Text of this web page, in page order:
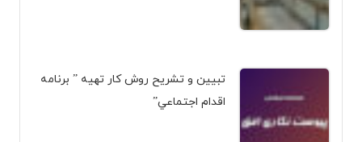
تبيين و تشريح روش کار تهیه ” برنامه
اقدام اجتماعي”